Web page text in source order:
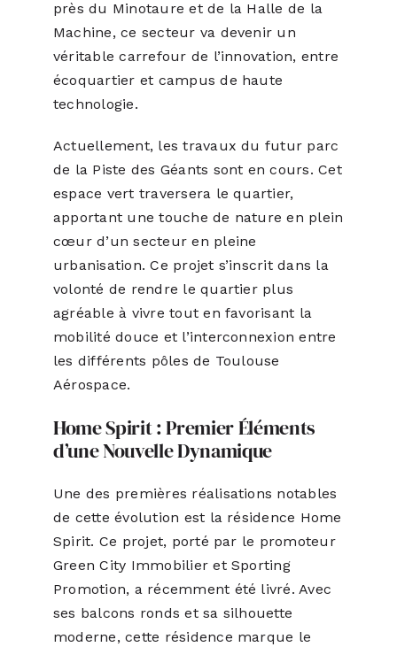
près du Minotaure et de la Halle de la
Machine, ce secteur va devenir un
véritable carrefour de l’innovation, entre
écoquartier et campus de haute
technologie.
Actuellement, les travaux du futur parc
de la Piste des Géants sont en cours. Cet
espace vert traversera le quartier,
apportant une touche de nature en plein
cœur d’un secteur en pleine
urbanisation. Ce projet s’inscrit dans la
volonté de rendre le quartier plus
agréable à vivre tout en favorisant la
mobilité douce et l’interconnexion entre
les différents pôles de Toulouse
Aérospace.
Home Spirit : Premier Éléments
d’une Nouvelle Dynamique
Une des premières réalisations notables
de cette évolution est la résidence Home
Spirit. Ce projet, porté par le promoteur
Green City Immobilier et Sporting
Promotion, a récemment été livré. Avec
ses balcons ronds et sa silhouette
moderne, cette résidence marque le